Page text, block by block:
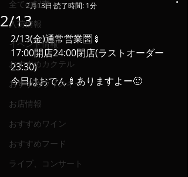
全ての記事
入荷情報
イベント情報
おすすめカクテル
おすすめウィスキー
お店情報
おすすめワイン
おすすめフード
ライブ、コンサート
2/13
2月13日 読了時間: 1分
2/13(金)通常営業🈺🍢
17:00開店24:00閉店(ラストオーダー
23:30)
今日はおでん🍢ありますよー🙂